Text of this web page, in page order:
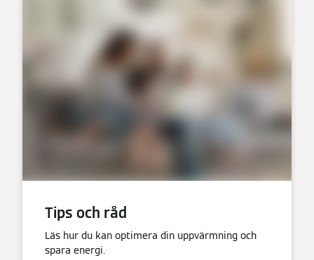
Tips och råd
Läs hur du kan optimera din uppvärmning och
spara energi.